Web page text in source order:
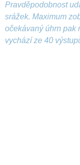
Pravděpodobnost
srážek. Maximum
očekávaný úhrn pak
vychází ze 40